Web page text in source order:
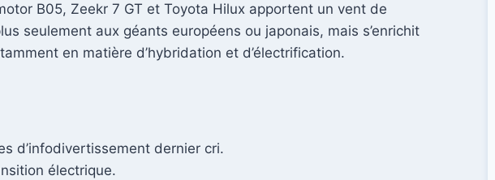
B05, Zeekr 7 GT et Toyota Hilux apportent un vent de
seulement aux géants européens ou japonais, mais s’enrichit
en matière d’hybridation et d’électrification.
d’infodivertissement dernier cri.
électrique.